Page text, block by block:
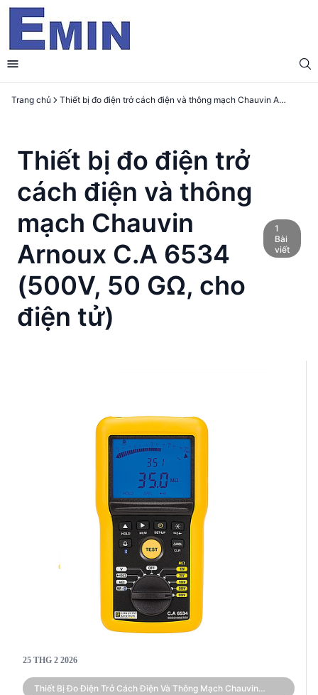
Trang chủ Thiết bị đo điện trở cách điện và thông mạch Chauvin Arnoux C.A 6534 (500V, 50 GΩ, cho điện tử)
Thiết bị đo điện trở
cách điện và thông
mạch Chauvin
Arnoux C.A 6534
(500V, 50 GΩ, cho
điện tử)
1
Bài
viết
25 THG 2 2026
Thiết Bị Đo Điện Trở Cách Điện Và Thông Mạch Chauvin